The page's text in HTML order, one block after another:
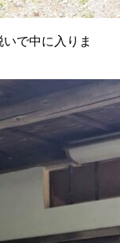
で中に入りま